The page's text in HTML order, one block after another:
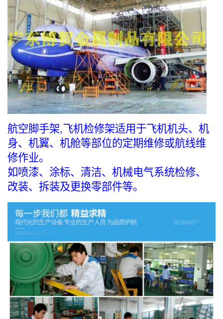
航空脚手架,飞机检修架适用于飞机机头、机
身、机翼、机舱等部位的定期维修或航线维
修作业。
如喷漆、涂标、清洁、机械电气系统检修、
改装、拆装及更换零部件等。